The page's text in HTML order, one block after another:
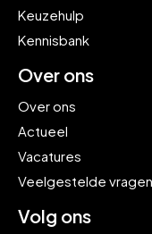
Keuzehulp
Kennisbank
Over ons
Over ons
Actueel
Vacatures
Veelgestelde vragen
Volg ons